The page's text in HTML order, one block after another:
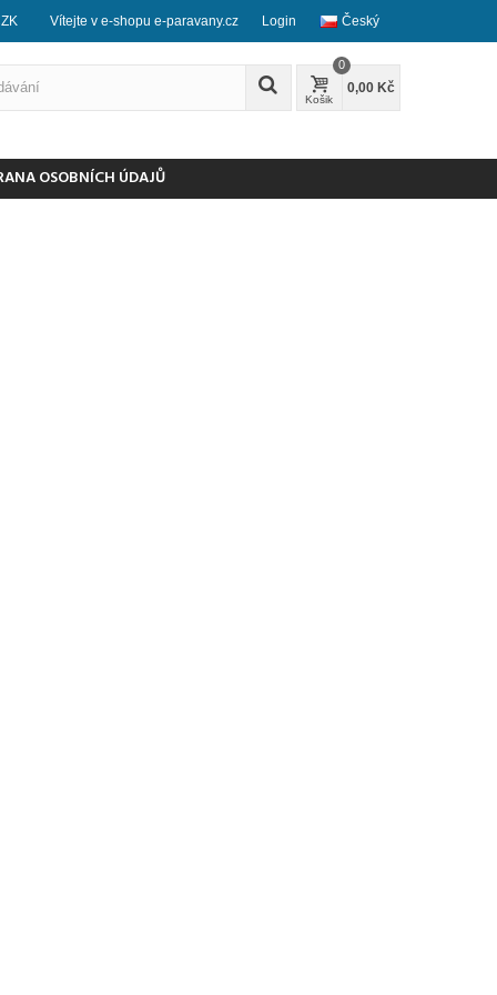
Český
Vítejte v e-shopu e-paravany.cz Login
Košik
0
0,00 Kč
OSOBNÍCH ÚDAJŮ